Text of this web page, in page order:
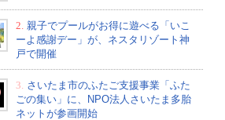
2. 親子でプールがお得に遊べる「いこ
ーよ感謝デー」が、ネスタリゾート神
戸で開催
3. さいたま市のふたご支援事業「ふた
ごの集い」に、NPO法人さいたま多胎
ネットが参画開始